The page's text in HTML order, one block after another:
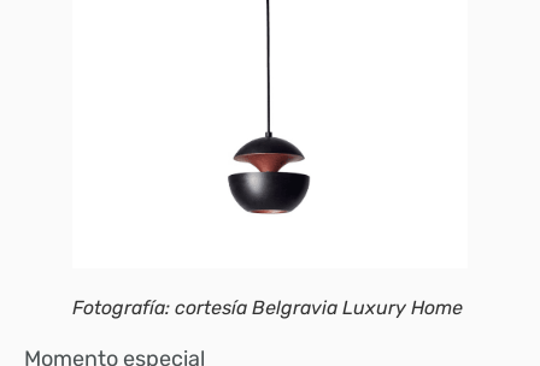
Fotografía: cortesía Belgravia Luxury Home
Momento especial